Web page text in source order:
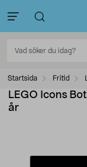
Startsida Fritid
LEGO Icons
år